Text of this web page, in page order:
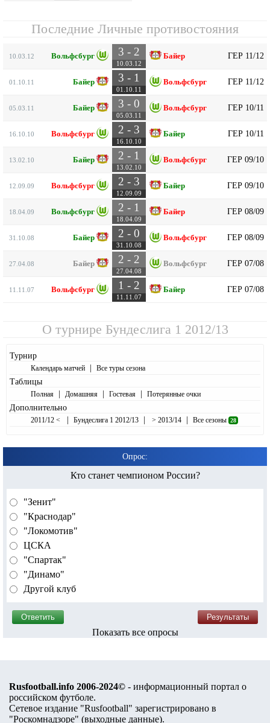
Последние Личные противостояния
10.03.12 Вольфсбург 3 - 2
10.03.12
Байер ГЕР 11/12
01.10.11 Байер 3 - 1
01.10.11
Вольфсбург ГЕР 11/12
05.03.11 Байер 3 - 0
05.03.11
Вольфсбург ГЕР 10/11
16.10.10 Вольфсбург 2 - 3
16.10.10
Байер ГЕР 10/11
13.02.10 Байер 2 - 1
13.02.10
Вольфсбург ГЕР 09/10
12.09.09 Вольфсбург 2 - 3
12.09.09
Байер ГЕР 09/10
18.04.09 Вольфсбург 2 - 1
18.04.09
Байер ГЕР 08/09
31.10.08 Байер 2 - 0
31.10.08
Вольфсбург ГЕР 08/09
27.04.08 Байер 2 - 2
27.04.08
Вольфсбург ГЕР 07/08
11.11.07 Вольфсбург 1 - 2
11.11.07
Байер ГЕР 07/08
О турнире Бундеслига 1 2012/13
Турнир
Календарь матчей | Все туры сезона
Таблицы
Полная | Домашняя | Гостевая | Потерянные очки
Дополнительно
2011/12 < | Бундеслига 1 2012/13 | > 2013/14 | Все сезоны 28
Опрос:
Кто станет чемпионом России?
"Зенит"
"Краснодар"
"Локомотив"
ЦСКА
"Спартак"
"Динамо"
Другой клуб
Показать все опросы
Rusfootball.info 2006-2024© - информационный портал о
российском футболе.
Сетевое издание "Rusfootball" зарегистрировано в
"Роскомнадзоре" (выходные данные).